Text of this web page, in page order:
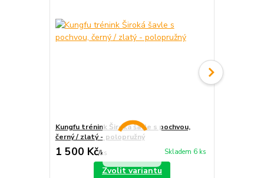
Kungfu trénink Široká šavle s pochvou,
černý / zlatý - polopružný
1 500 Kč/ks Skladem 6 ks
Zvolit variantu